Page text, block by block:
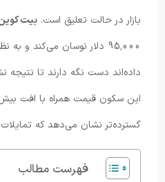
بازار در حالت تعلیق است. بیت
95٬000 دلار نوسان می‌کند و
داده‌اند دست نگه دارند تا نتیجه
گسترده‌تر نشان می‌دهد که
فهرست مطالب